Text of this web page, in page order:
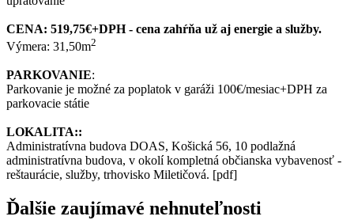
CENA: 519,75€+DPH - cena zahŕňa už aj energie a služby.
Výmera: 31,50m2
PARKOVANIE:
Parkovanie je možné za poplatok v garáži 100€/mesiac+DPH za
parkovacie státie
LOKALITA::
Administratívna budova DOAS, Košická 56, 10 podlažná
administratívna budova, v okolí kompletná občianska vybavenosť -
reštaurácie, služby, trhovisko Miletičová. [pdf]
Ďalšie zaujímavé nehnuteľnosti